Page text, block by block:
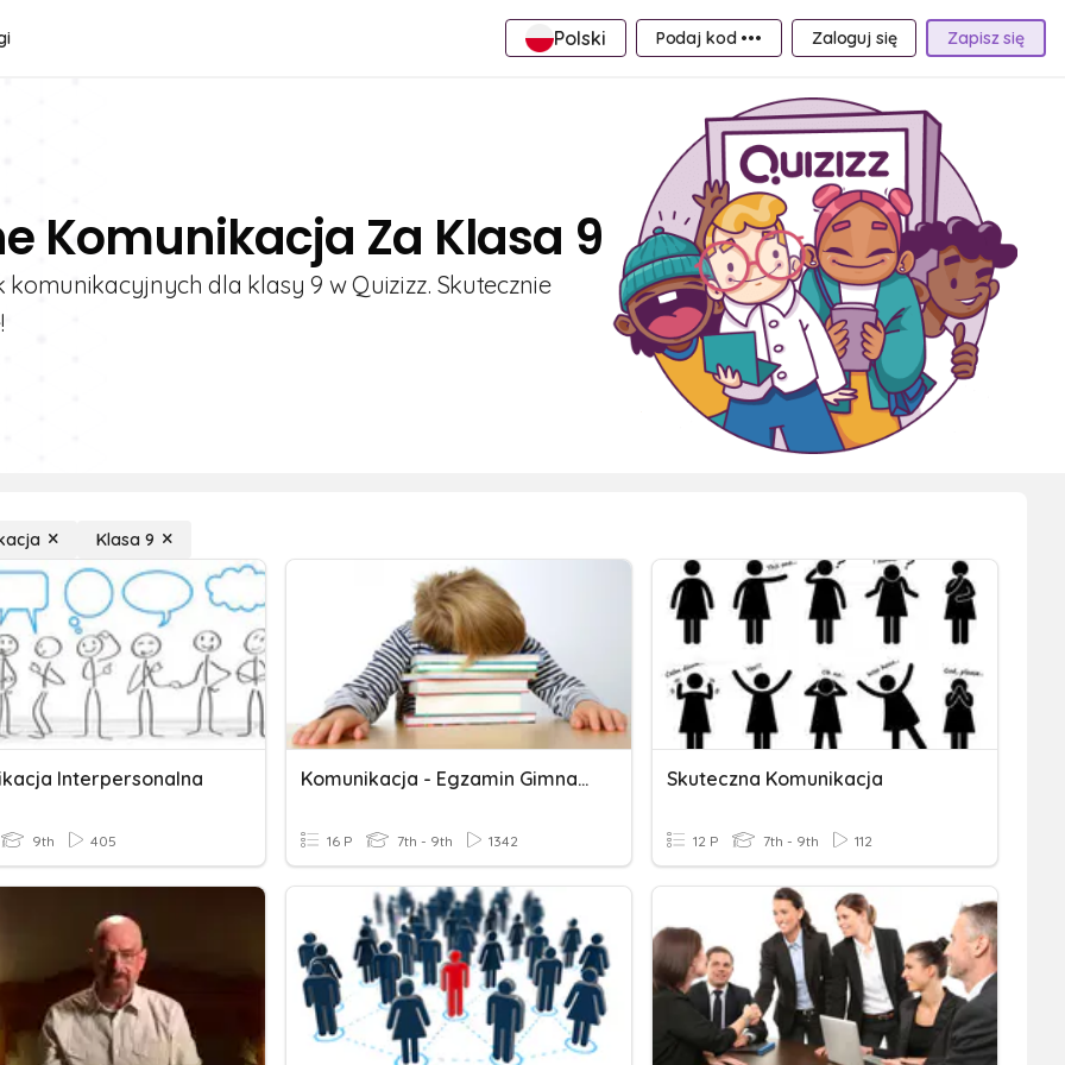
Polski Podaj kod ••• Zaloguj się Zapisz się
Komunikacja Za Klasa 9
dla klasy 9 w Quizizz. Skutecznie
Klasa 9
Interpersonalna
9th 405
Komunikacja - Egzamin Gimnazjalny
16 P 7th - 9th 1342
Skuteczna Komunikacja
12 P 7th - 9th 112